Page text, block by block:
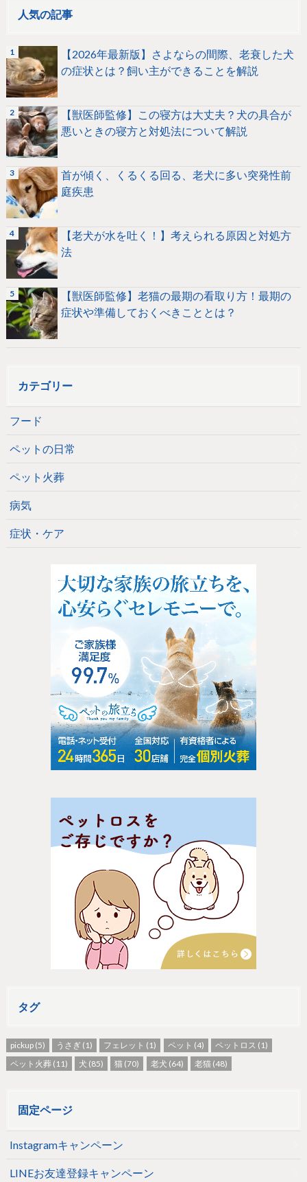
人気の記事
【2026年最新版】さよならの間際、老衰した犬
の症状とは？飼い主ができることを解説
【獣医師監修】この寝方は大丈夫？犬の具合が
悪いときの寝方と対処法について解説
首が傾く、くるくる回る、老犬に多い突発性前
庭疾患
【老犬が水を吐く！】考えられる原因と対処方
法
【獣医師監修】老猫の最期の看取り方！最期の
症状や準備しておくべきこととは？
カテゴリー
フード
ペットの日常
ペット火葬
病気
症状・ケア
タグ
pickup(5) うさぎ (1) フェレット (1) ペット (4) ペットロス (1)
ペット火葬(11) 犬 (85) 猫 (70) 老犬 (64) 老猫(48)
固定ページ
Instagramキャンペーン
LINEお友達登録キャンペーン